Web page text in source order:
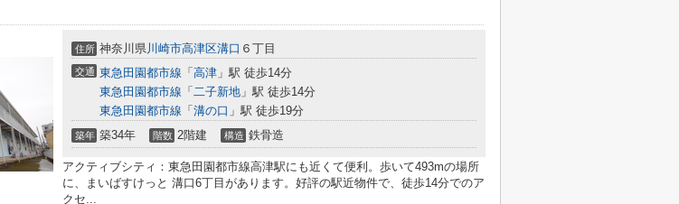
住所 神奈川県川崎市高津区溝口 ６丁目
交通 東急田園都市線 「 高津 」駅 徒歩14分
東急田園都市線 「 二子新地 」駅 徒歩14分
東急田園都市線 「 溝の口 」駅 徒歩19分
築年 築34年 階数 2階建 構造 鉄骨造
アクティブシティ：東急田園都市線高津駅にも近くて便利。歩いて493mの場所
に、まいばすけっと 溝口6丁目があります。好評の駅近物件で、徒歩14分でのア
クセ...